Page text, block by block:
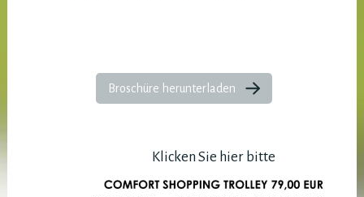
Broschüre herunterladen
Klicken Sie hier bitte